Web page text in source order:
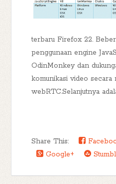
terbaru Firefox 22.
penggunaan engine
OdinMonkey dan
komunikasi video secara
webRTC.Selanjutnya
Share This:
Google+